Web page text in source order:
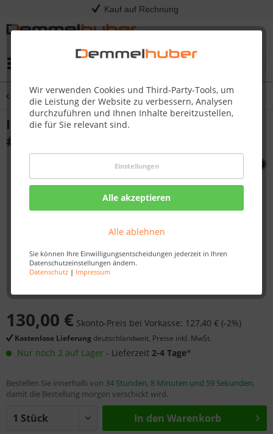
Kauf auf Rechnung
Wir verwenden Cookies und Third-Party-Tools, um
die Leistung der Website zu verbessern, Analysen
durchzuführen und Ihnen Inhalte bereitzustellen,
die für Sie relevant sind.
Einstellungen
Alle akzeptieren
Alle ablehnen
Sie können Ihre Einwilligungsentscheidungen jederzeit in Ihren
Datenschutzeinstellungen ändern.
Datenschutz| Impressum
Übersicht PRO825
INRARED BURNER PRO825 PT600 PT750
#N010-1376
130,00 € Skonto-Preis bei Vorkasse: 127,40 € (-2%)
Kostenlose Lieferung deutschlandweit, Preise inkl. MwSt.
Nur noch 2 auf Lager - Lieferzeit 2-4 Tage*
Bestellen Sie innerhalb von 34 Stunden, 8 Minuten und 59 Sekunden,
damit die Bestellung morgen verschickt wird.
In den Warenkorb